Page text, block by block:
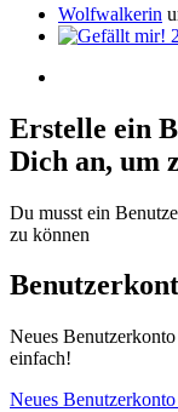
Wolfwalkerin
2
Erstelle ein
Dich an, um
Du musst ein
zu können
Neues
einfach!
Neues Benutzerkonto